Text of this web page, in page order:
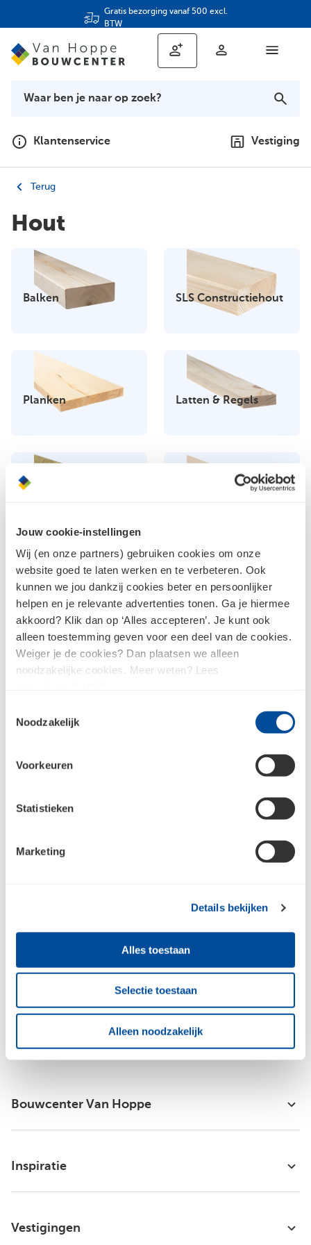
Jouw cookie-instellingen
Wij (en onze partners) gebruiken cookies om onze
website goed te laten werken en te verbeteren. Ook
kunnen we jou dankzij cookies beter en persoonlijker
helpen en je relevante advertenties tonen. Ga je hiermee
akkoord? Klik dan op ‘Alles accepteren’. Je kunt ook
alleen toestemming geven voor een deel van de cookies.
Weiger je de cookies? Dan plaatsen we alleen
noodzakelijke cookies. Meer weten? Lees
Noodzakelijk
Voorkeuren
Statistieken
Marketing
Details bekijken
Alles toestaan
Selectie toestaan
Alleen noodzakelijk
Gratis bezorging vanaf 500 excl.
BTW
Klantenservice Vestiging
Terug
Hout
Balken SLS Constructiehout
Planken Latten & Regels
Vlonderplanken Aftimmerhout
blijf op de hoogte
Jouw e-mailadres
voor meer informatie over hoe we jouw
persoonsgegevens verzamelen en verwerken.
Bouwcenter Van Hoppe
Inspiratie
Vestigingen